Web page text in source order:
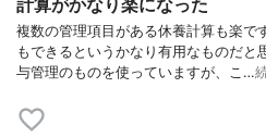
複数の管理項目がある休養計算も楽で
もできるというかなり有用なものだと
与管理のものを使っていますが、こ…